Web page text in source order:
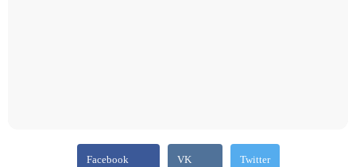
Facebook VK Twitter